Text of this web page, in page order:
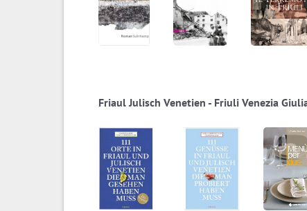
Friaul Julisch Venetien - Friuli Venezia